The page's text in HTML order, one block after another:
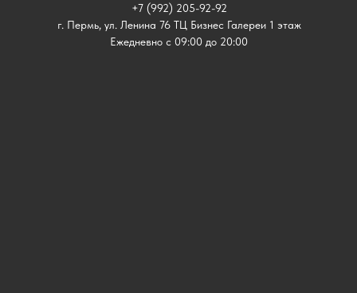
+7 (992) 205-92-92
г. Пермь, ул. Ленина 76 ТЦ Бизнес Галереи 1 этаж
Ежедневно с 09:00 до 20:00